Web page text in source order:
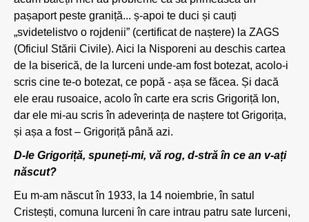
pașaport peste graniță... ș-apoi te duci și cauți
„svidetelistvo o rojdenii” (certificat de naștere) la ZAGS
(Oficiul Stării Civile). Aici la Nisporeni au deschis cartea
de la biserică, de la Iurceni unde-am fost botezat, acolo-i
scris cine te-o botezat, ce popă - așa se făcea. Și dacă
ele erau rusoaice, acolo în carte era scris Grigoriță Ion,
dar ele mi-au scris în adeverința de naștere tot Grigorița,
și așa a fost – Grigoriță până azi.
D-le Grigoriță, spuneți-mi, vă rog, d-stră în ce an v-ați
născut?
Eu m-am născut în 1933, la 14 noiembrie, în satul
Cristești, comuna Iurceni în care intrau patru sate Iurceni,